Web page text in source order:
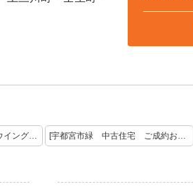
＜ 前の記事 [宇都宮市 ウイングステイツ御本丸公園 ご契約おめでとうございます] [宇都宮市緑 中古住宅 ご成約おめでとうございます] 次の記事 ＞